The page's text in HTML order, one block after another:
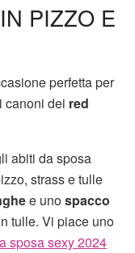
PIZZO E
perfetta per
canoni dei red
abiti da sposa
strass e tulle
e unospacco
tulle. Vi piace uno
sposa sexy 2024